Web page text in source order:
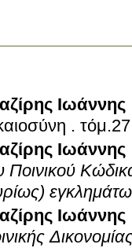
Ιωάννης
.
Ιωάννης
Ποινικού
Ιωάννης